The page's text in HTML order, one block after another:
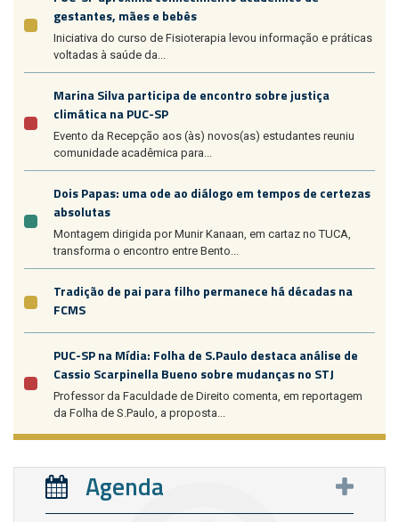
gestantes, mães e bebês
Iniciativa do curso de Fisioterapia levou informação e práticas
voltadas à saúde da...
Marina Silva participa de encontro sobre justiça
climática na PUC-SP
Evento da Recepção aos (às) novos(as) estudantes reuniu
comunidade acadêmica para...
Dois Papas: uma ode ao diálogo em tempos de certezas
absolutas
Montagem dirigida por Munir Kanaan, em cartaz no TUCA,
transforma o encontro entre Bento...
Tradição de pai para filho permanece há décadas na
FCMS
PUC-SP na Mídia: Folha de S.Paulo destaca análise de
Cassio Scarpinella Bueno sobre mudanças no STJ
Professor da Faculdade de Direito comenta, em reportagem
da Folha de S.Paulo, a proposta...
Agenda